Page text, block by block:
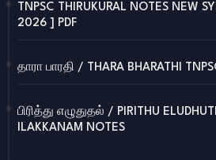
TNPSC THIRUKURAL NOTES NEW
2026 ] PDF
தாரா பாரதி / THARA BHARATHI
பிரித்து எழுதுதல் / PIRITHU
ILAKKANAM NOTES